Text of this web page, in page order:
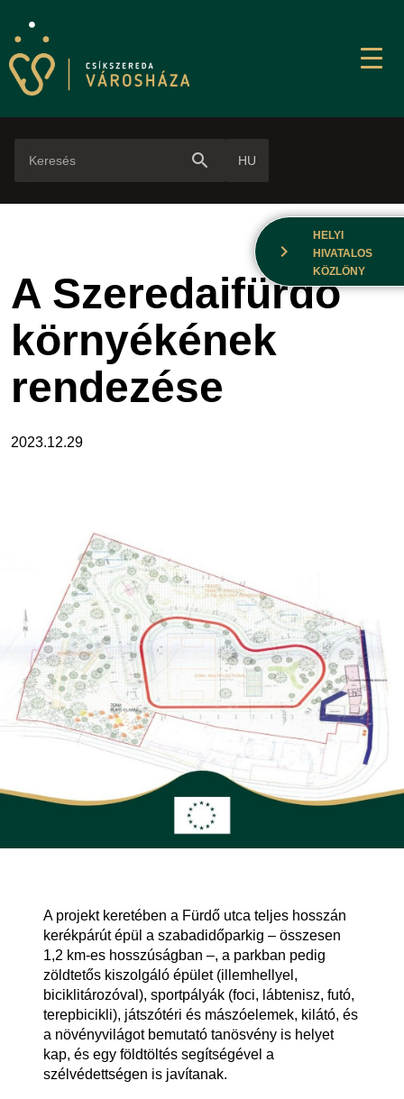
search HU
chevron_right
HELYI
HIVATALOS
KÖZLÖNY
​A Szeredaifürdő
környékének
rendezése
2023.12.29
A projekt keretében a Fürdő utca teljes hosszán
kerékpárút épül a szabadidőparkig – összesen
1,2 km-es hosszúságban –, a parkban pedig
zöldtetős kiszolgáló épület (illemhellyel,
biciklitározóval), sportpályák (foci, lábtenisz, futó,
terepbicikli), játszótéri és mászóelemek, kilátó, és
a növényvilágot bemutató tanösvény is helyet
kap, és egy földtöltés segítségével a
szélvédettségen is javítanak.